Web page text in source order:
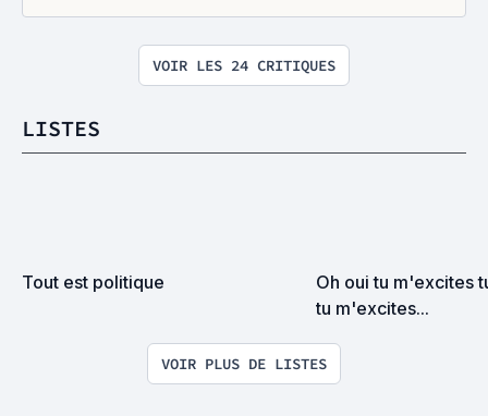
VOIR LES 24 CRITIQUES
LISTES
Tout est politique
Oh oui tu m'excites
tu m'excites...
VOIR PLUS DE LISTES